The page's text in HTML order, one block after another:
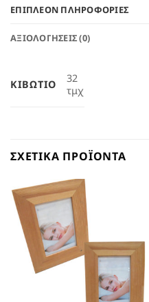
ΕΠΙΠΛΈΟΝ ΠΛΗΡΟΦΟΡΊΕΣ
ΑΞΙΟΛΟΓΉΣΕΙΣ (0)
ΚΙΒΏΤΙΟ
32
τμχ
ΣΧΕΤΙΚΆ ΠΡΟΪΌΝΤΑ